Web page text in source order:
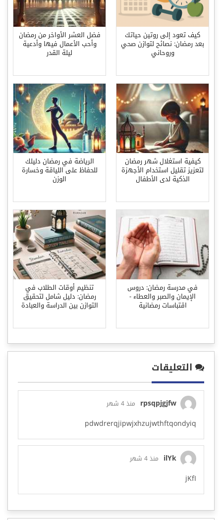
كيف تعود إلى روتين حياتك
بعد رمضان: نصائح لتوازن صحي
وروحاني
فضل العشر الأواخر من رمضان
وأحب الأعمال فيها وأدعية
ليلة القدر
كيفية استغلال شهر رمضان
لتعزيز تقليل استخدام الأجهزة
الذكية لدى الأطفال
الرياضة في رمضان دليلك
للحفاظ على اللياقة وخسارة
الوزن
في مدرسة رمضان: دروس
الإيمان والصبر والعطاء -
اقتباسات رمضانية
تنظيم أوقات الطلاب في
رمضان: دليل شامل لتحقيق
التوازن بين الدراسة والعبادة
التعليقات
rpsqpjgjfw
pdwdrerqjipwjxhzujwthftqondyiq
jKfI